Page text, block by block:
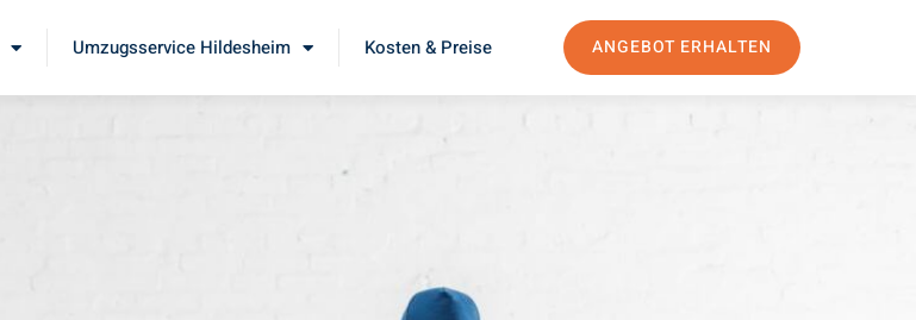
Umzugsservice Hildesheim Kosten & Preise ANGEBOT ERHALTEN